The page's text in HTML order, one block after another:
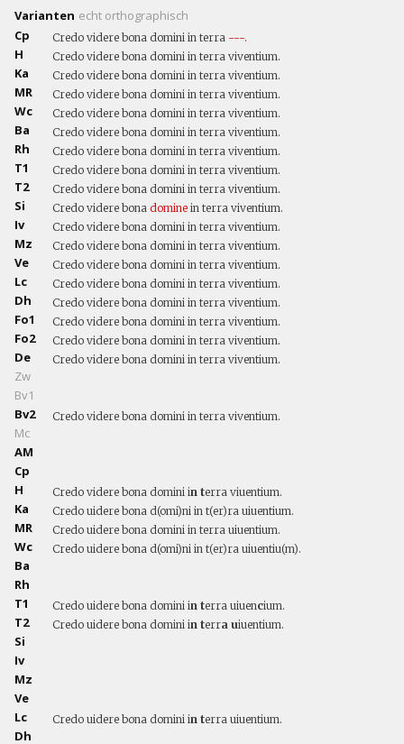
Varianten echt orthographisch
Cp
Credo videre bona domini in terra ---.
H Credo videre bona domini in terra viventium.
Ka Credo videre bona domini in terra viventium.
MR Credo videre bona domini in terra viventium.
Wc Credo videre bona domini in terra viventium.
Ba Credo videre bona domini in terra viventium.
Rh Credo videre bona domini in terra viventium.
T1 Credo videre bona domini in terra viventium.
T2 Credo videre bona domini in terra viventium.
Si Credo videre bona domine in terra viventium.
Iv Credo videre bona domini in terra viventium.
Mz Credo videre bona domini in terra viventium.
Ve Credo videre bona domini in terra viventium.
Lc Credo videre bona domini in terra viventium.
Dh Credo videre bona domini in terra viventium.
Fo1 Credo videre bona domini in terra viventium.
Fo2 Credo videre bona domini in terra viventium.
De Credo videre bona domini in terra viventium.
Zw
Bv1
Bv2
Credo videre bona domini in terra viventium.
Mc
AM
Cp
H
Credo videre bona domini in terra viuentium.
Ka Credo uidere bona d(omi)ni in t(er)ra uiuentium.
MR Credo uidere bona domini in terra uiuentium.
Wc Credo uidere bona d(omi)ni in t(er)ra uiuentiu(m).
Ba
Rh
T1
Credo uidere bona domini in terra uiuencium.
T2 Credo uidere bona domini in terra uiuentium.
Si
Iv
Mz
Ve
Lc
Credo uidere bona domini in terra uiuentium.
Dh